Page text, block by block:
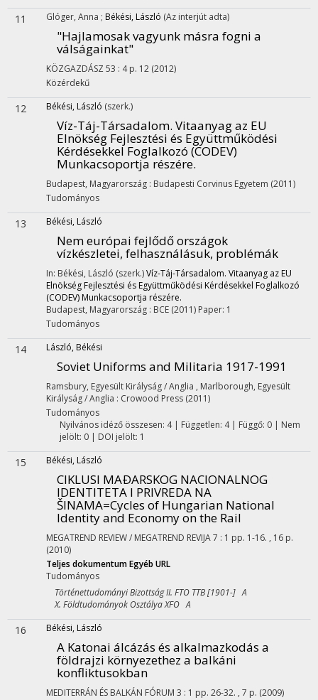
11 Glóger, Anna ; Békési, László (Az interjút adta)
"Hajlamosak vagyunk másra fogni a
válságainkat"
KÖZGAZDÁSZ 53 : 4 p. 12 (2012)
Közérdekű
12 Békési, László (szerk.)
Víz-Táj-Társadalom. Vitaanyag az EU
Elnökség Fejlesztési és Együttműködési
Kérdésekkel Foglalkozó (CODEV)
Munkacsoportja részére.
Budapest, Magyarország : Budapesti Corvinus Egyetem (2011)
Tudományos
13 Békési, László
Nem európai fejlődő országok
vízkészletei, felhasználásuk, problémák
In: Békési, László (szerk.)Víz-Táj-Társadalom. Vitaanyag az EU
Elnökség Fejlesztési és Együttműködési Kérdésekkel Foglalkozó
(CODEV) Munkacsoportja részére.
Budapest, Magyarország : BCE (2011) Paper: 1
Tudományos
14 László, Békési
Soviet Uniforms and Militaria 1917-1991
Ramsbury, Egyesült Királyság / Anglia , Marlborough, Egyesült
Királyság / Anglia : Crowood Press (2011)
Tudományos
Nyilvános idéző összesen: 4| Független: 4 | Függő: 0 | Nem
jelölt: 0 | DOI jelölt: 1
15 Békési, László
CIKLUSI MAÐARSKOG NACIONALNOG
IDENTITETA I PRIVREDA NA
ŠINAMA=Cycles of Hungarian National
Identity and Economy on the Rail
MEGATREND REVIEW / MEGATREND REVIJA7 : 1 pp. 1-16. , 16 p.
(2010)
Teljes dokumentumEgyéb URL
Tudományos
Történettudományi Bizottság II. FTO TTB [1901-] A
X. Földtudományok Osztálya XFO A
16 Békési, László
A Katonai álcázás és alkalmazkodás a
földrajzi környezethez a balkáni
konfliktusokban
MEDITERRÁN ÉS BALKÁN FÓRUM 3 : 1 pp. 26-32. , 7 p. (2009)